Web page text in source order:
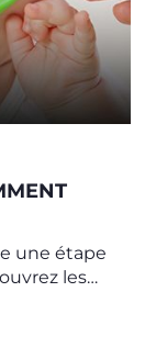
une étape
les